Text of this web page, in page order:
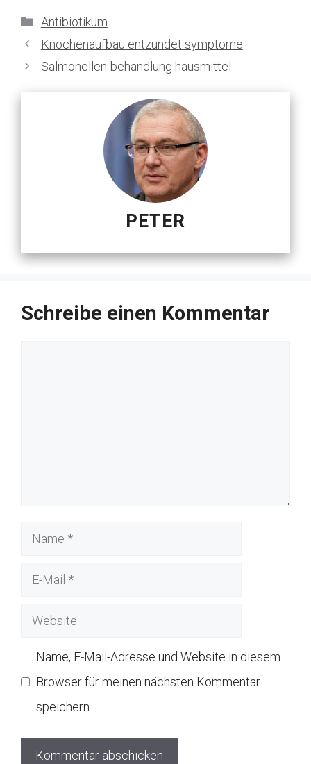
Kategorien
Antibiotikum
Knochenaufbau entzündet symptome
Salmonellen-behandlung hausmittel
PETER
Schreibe einen Kommentar
Name
Website
Name, E-Mail-Adresse und Website in diesem
Browser für meinen nächsten Kommentar
speichern.